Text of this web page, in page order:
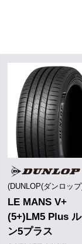
(DUNLOP(ダンロッ
LE MANS V+
(5+)LM5 Plus
ン5プラス